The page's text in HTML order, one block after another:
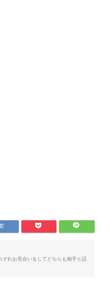
ぞれお見合いをしてどちらも相手と話